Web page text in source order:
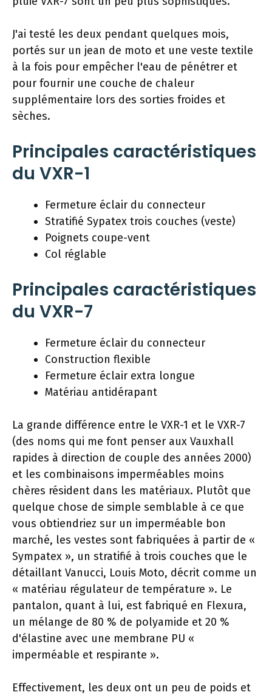
J'ai testé les deux pendant quelques mois,
portés sur un jean de moto et une veste textile
à la fois pour empêcher l'eau de pénétrer et
pour fournir une couche de chaleur
supplémentaire lors des sorties froides et
sèches.
Principales caractéristiques
du VXR-1
Fermeture éclair du connecteur
Stratifié Sypatex trois couches (veste)
Poignets coupe-vent
Col réglable
Principales caractéristiques
du VXR-7
Fermeture éclair du connecteur
Construction flexible
Fermeture éclair extra longue
Matériau antidérapant
La grande différence entre le VXR-1 et le VXR-7
(des noms qui me font penser aux Vauxhall
rapides à direction de couple des années 2000)
et les combinaisons imperméables moins
chères résident dans les matériaux. Plutôt que
quelque chose de simple semblable à ce que
vous obtiendriez sur un imperméable bon
marché, les vestes sont fabriquées à partir de «
Sympatex », un stratifié à trois couches que le
détaillant Vanucci, Louis Moto, décrit comme un
« matériau régulateur de température ». Le
pantalon, quant à lui, est fabriqué en Flexura,
un mélange de 80 % de polyamide et 20 %
d'élastine avec une membrane PU «
imperméable et respirante ».
Effectivement, les deux ont un peu de poids et